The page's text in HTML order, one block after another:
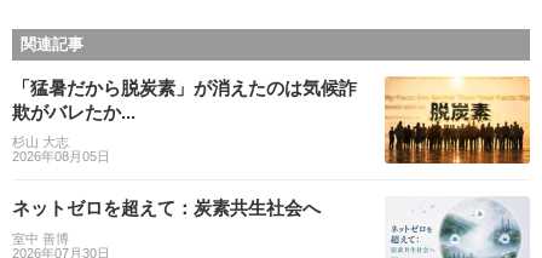
関連記事
「猛暑だから脱炭素」が消えたのは気候詐
欺がバレたか...
杉山 大志
2026年08月05日
ネットゼロを超えて：炭素共生社会へ
室中 善博
2026年07月30日